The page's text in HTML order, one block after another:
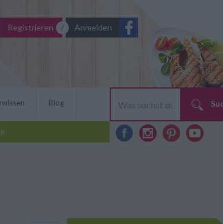
Registrieren Anmelden
Blog